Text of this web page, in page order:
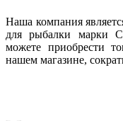
Наша компания
для рыбалки марки
можете приобрести
нашем магазине,